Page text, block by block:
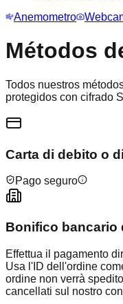
Anemometro
Métodos
Todos nuestros
protegidos con cifrado
Carta di debito o
Pago seguro
Bonifico bancario
Effettua il pagamento
Usa l'ID dell'ordine
ordine non verrà
cancellati sul nostro